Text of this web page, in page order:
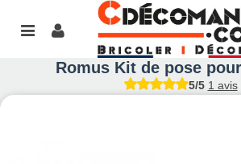
Romus Kit de pose
5/5 1 avis